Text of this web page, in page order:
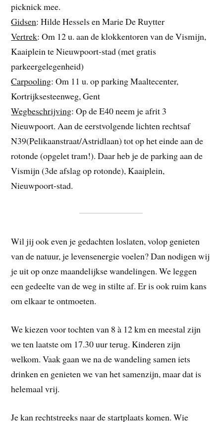
picknick mee.
Gidsen: Hilde Hessels en Marie De Ruytter
Vertrek: Om 12 u. aan de klokkentoren van de Vismijn,
Kaaiplein te Nieuwpoort-stad (met gratis
parkeergelegenheid)
Carpooling: Om 11 u. op parking Maaltecenter,
Kortrijksesteenweg, Gent
Wegbeschrijving: Op de E40 neem je afrit 3
Nieuwpoort. Aan de eerstvolgende lichten rechtsaf
N39(Pelikaanstraat/Astridlaan) tot op het einde aan de
rotonde (opgelet tram!). Daar heb je de parking aan de
Vismijn (3de afslag op rotonde), Kaaiplein,
Nieuwpoort-stad.
Wil jij ook even je gedachten loslaten, volop genieten
van de natuur, je levensenergie voelen? Dan nodigen wij
je uit op onze maandelijkse wandelingen. We leggen
een gedeelte van de weg in stilte af. Er is ook ruim kans
om elkaar te ontmoeten.
We kiezen voor tochten van 8 à 12 km en meestal zijn
we ten laatste om 17.30 uur terug. Kinderen zijn
welkom. Vaak gaan we na de wandeling samen iets
drinken en genieten we van het samenzijn, maar dat is
helemaal vrij.
Je kan rechtstreeks naar de startplaats komen. Wie